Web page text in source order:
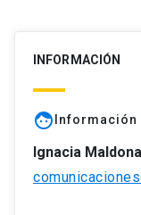
INFORMACIÓN
face
Ignacia